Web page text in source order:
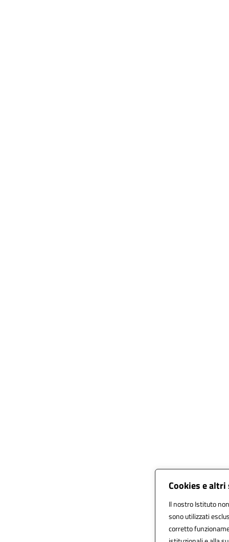
Cookies e
Il nostro Istituto
sono utilizzati
corretto